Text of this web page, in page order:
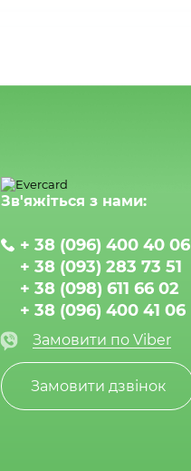
Зв'яжіться з нами:
+ 38 (096) 400 40 06
+ 38 (093) 283 73 51
+ 38 (098) 611 66 02
+ 38 (096) 400 41 06
Замовити по Viber
Замовити дзвінок